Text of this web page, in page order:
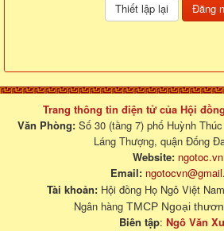
Đăng
Trang thông tin điện tử của Hội
Văn Phòng: Số 30 (tầng 7) phố Huỳnh
Láng Thượng, quận Đống
Website: ngotoc.vn
Email:
Tài khoản: Hội đồng Họ Ngô Việt
Ngân hàng TMCP Ngoại
Biên tập: Ngô Văn